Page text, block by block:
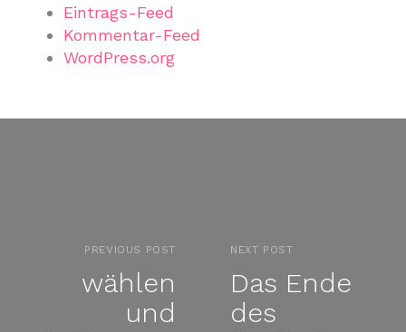
Eintrags-Feed
Kommentar-Feed
WordPress.org
PREVIOUS POST
wählen
und
NEXT POST
Das Ende
des